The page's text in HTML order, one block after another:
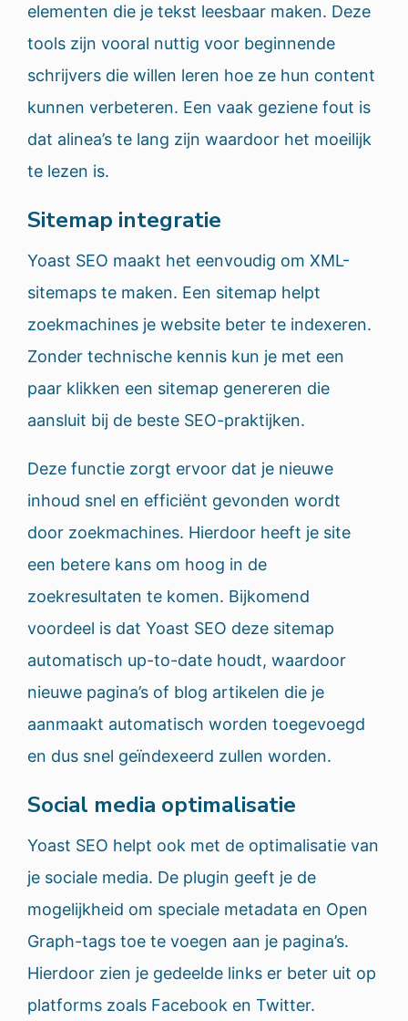
elementen die je tekst leesbaar maken. Deze
tools zijn vooral nuttig voor beginnende
schrijvers die willen leren hoe ze hun content
kunnen verbeteren. Een vaak geziene fout is
dat alinea’s te lang zijn waardoor het moeilijk
te lezen is.
Sitemap integratie
Yoast SEO maakt het eenvoudig om XML-
sitemaps te maken. Een sitemap helpt
zoekmachines je website beter te indexeren.
Zonder technische kennis kun je met een
paar klikken een sitemap genereren die
aansluit bij de beste SEO-praktijken.
Deze functie zorgt ervoor dat je nieuwe
inhoud snel en efficiënt gevonden wordt
door zoekmachines. Hierdoor heeft je site
een betere kans om hoog in de
zoekresultaten te komen. Bijkomend
voordeel is dat Yoast SEO deze sitemap
automatisch up-to-date houdt, waardoor
nieuwe pagina’s of blog artikelen die je
aanmaakt automatisch worden toegevoegd
en dus snel geïndexeerd zullen worden.
Social media optimalisatie
Yoast SEO helpt ook met de optimalisatie van
je sociale media. De plugin geeft je de
mogelijkheid om speciale metadata en Open
Graph-tags toe te voegen aan je pagina’s.
Hierdoor zien je gedeelde links er beter uit op
platforms zoals Facebook en Twitter.